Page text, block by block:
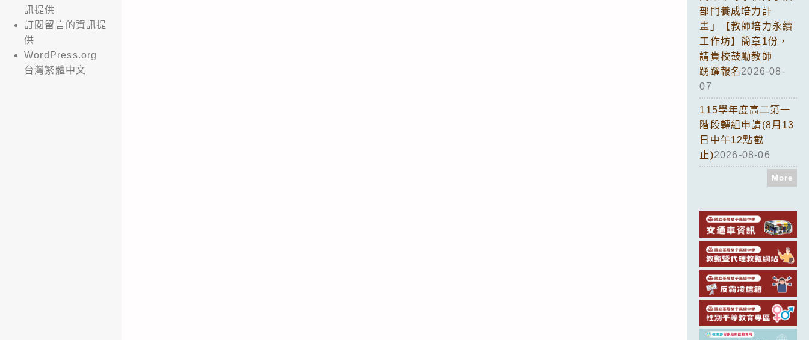
訊提供
訂閱留言的資訊提
供
WordPress.org
台灣繁體中文
部門養成培力計
畫」【教師培力永續
工作坊】簡章1份，
請貴校鼓勵教師
踴躍報名2026-08-
07
115學年度高二第一
階段轉組申請(8月13
日中午12點截
止)2026-08-06
More